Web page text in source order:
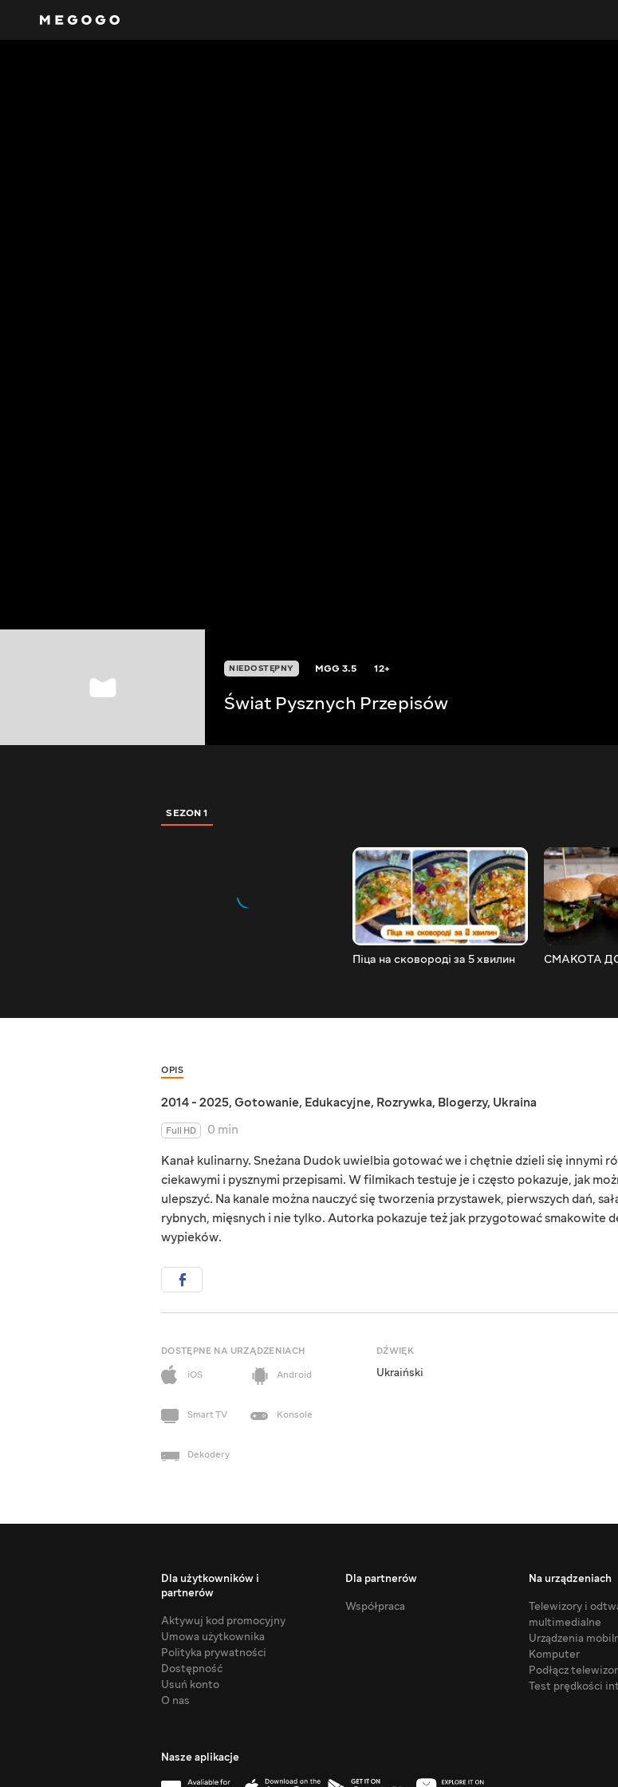
NIEDOSTĘPNY MGG3.5 12+
Świat Pysznych Przepisów
SEZON 1
Піца на сковороді за 5 хвилин СМАКОТА
OPIS
2014 - 2025, Gotowanie, Edukacyjne, Rozrywka, Blogerzy, Ukraina
Full HD
0 min
Kanał kulinarny. Sneżana Dudok uwielbia gotować we i chętnie dzieli się innymi
ciekawymi i pysznymi przepisami. W filmikach testuje je i często pokazuje, jak
ulepszyć. Na kanale można nauczyć się tworzenia przystawek, pierwszych dań,
rybnych, mięsnych i nie tylko. Autorka pokazuje też jak przygotować smakowite
wypieków.
DOSTĘPNE NA URZĄDZENIACH
iOS
Android
Smart TV Konsole
Dekodery
DŹWIĘK
Ukraiński
Dla użytkowników i
partnerów
Aktywuj kod promocyjny
Umowa użytkownika
Polityka prywatności
Dostępność
Usuń konto
O nas
Dla partnerów
Współpraca
Na urządzeniach
Telewizory i
multimedialne
Urządzenia
Komputer
Podłącz telewizor
Test prędkości
Nasze aplikacje